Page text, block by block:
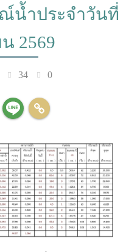
น้ำประจำวันที่
2569
34 0